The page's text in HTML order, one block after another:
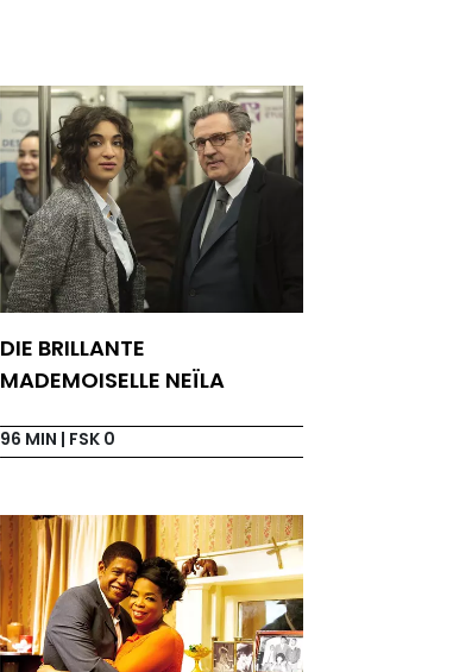
DIE BRILLANTE
MADEMOISELLE NEÏLA
96 MIN | FSK 0